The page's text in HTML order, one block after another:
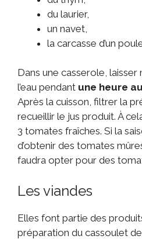
du laurier,
un navet,
la carcasse d’un
Dans une casserole,
l’eau pendant une heure
Après la cuisson, filtrer la
recueillir le jus produit. À
3 tomates fraîches. Si la
d’obtenir des tomates
faudra opter pour des
Les viandes
Elles font partie des
préparation du cassoulet